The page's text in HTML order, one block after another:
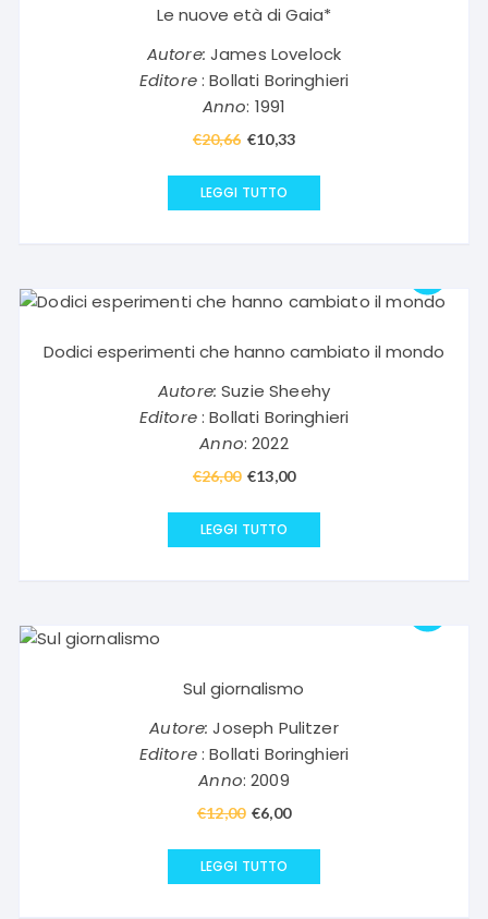
Le nuove età di Gaia*
Autore: James Lovelock
Editore: Bollati Boringhieri
Anno: 1991
€20,66 Il
originale
€10,33Il
LEGGI TUTTO
Dodici esperimenti che hanno cambiato il mondo
Autore: Suzie Sheehy
Editore: Bollati Boringhieri
Anno: 2022
€26,00 Il
originale
€13,00Il
LEGGI TUTTO
Sul giornalismo
Autore: Joseph Pulitzer
Editore: Bollati Boringhieri
Anno: 2009
€12,00 Il
originale
€6,00Il
LEGGI TUTTO